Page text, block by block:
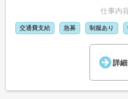
仕事内
交通費支給 急募 制服あり
詳